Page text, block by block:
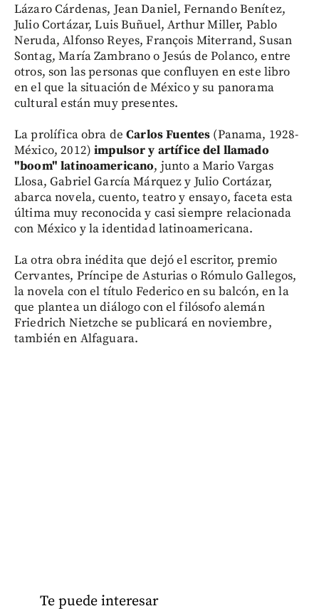
Lázaro Cárdenas, Jean Daniel, Fernando Benítez,
Julio Cortázar, Luis Buñuel, Arthur Miller, Pablo
Neruda, Alfonso Reyes, François Miterrand, Susan
Sontag, María Zambrano o Jesús de Polanco, entre
otros, son las personas que confluyen en este libro
en el que la situación de México y su panorama
cultural están muy presentes.
La prolífica obra deCarlos Fuentes (Panama, 1928-
México, 2012) impulsor y artífice del llamado
"boom" latinoamericano, junto a Mario Vargas
Llosa, Gabriel García Márquez y Julio Cortázar,
abarca novela, cuento, teatro y ensayo, faceta esta
última muy reconocida y casi siempre relacionada
con México y la identidad latinoamericana.
La otra obra inédita que dejó el escritor, premio
Cervantes, Príncipe de Asturias o Rómulo Gallegos,
la novela con el título Federico en su balcón, en la
que plantea un diálogo con el filósofo alemán
Friedrich Nietzche se publicará en noviembre,
también en Alfaguara.
Te puede interesar